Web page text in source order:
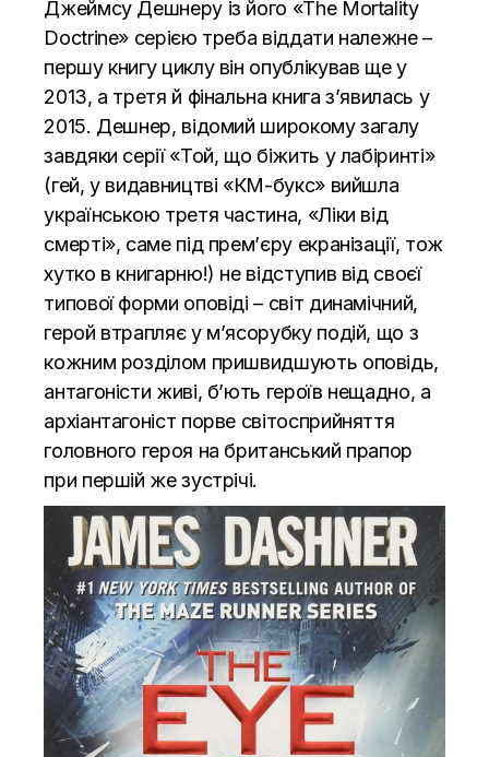
Джеймсу Дешнеру із його «The Mortality
Doctrine» серією треба віддати належне –
першу книгу циклу він опублікував ще у
2013, а третя й фінальна книга з’явилась у
2015. Дешнер, відомий широкому загалу
завдяки серії «Той, що біжить у лабіринті»
(гей, у видавництві «КМ-букс» вийшла
українською третя частина, «Ліки від
смерті», саме під прем’єру екранізації, тож
хутко в книгарню!) не відступив від своєї
типової форми оповіді – світ динамічний,
герой втрапляє у м’ясорубку подій, що з
кожним розділом пришвидшують оповідь,
антагоністи живі, б’ють героїв нещадно, а
архіантагоніст порве світосприйняття
головного героя на британський прапор
при першій же зустрічі.